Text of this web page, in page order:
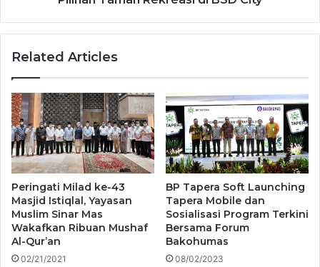
Related Articles
Peringati Milad ke-43
Masjid Istiqlal, Yayasan
Muslim Sinar Mas
Wakafkan Ribuan Mushaf
Al-Qur’an
02/21/2021
BP Tapera Soft Launching
Tapera Mobile dan
Sosialisasi Program Terkini
Bersama Forum
Bakohumas
08/02/2023